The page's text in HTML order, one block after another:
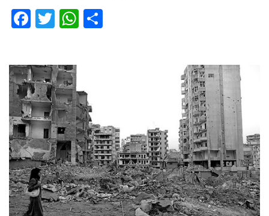
Facebook
TwitterWhatsApp